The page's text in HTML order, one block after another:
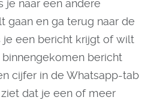
je naar een andere
gaan en ga terug naar de
je een bericht krijgt of wilt
bericht
cijfer in de Whatsapp-tab
dat je een of meer